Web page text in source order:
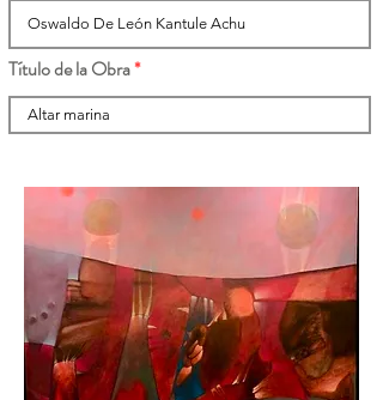
Título de la Obra